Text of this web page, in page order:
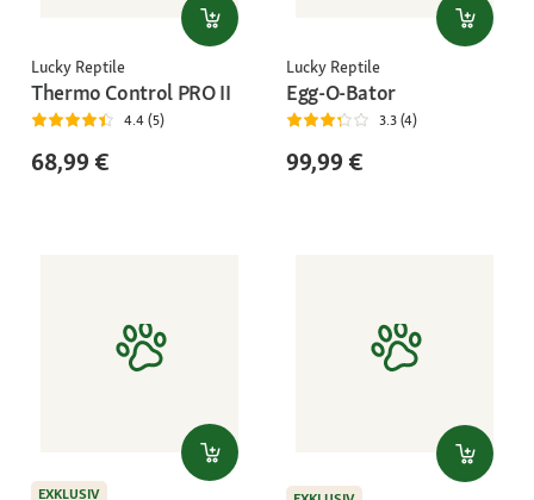
Lucky Reptile
Thermo Control PRO II
4.4 (5)
68,99 €
Lucky Reptile
Egg-O-Bator
3.3 (4)
99,99 €
EXKLUSIV